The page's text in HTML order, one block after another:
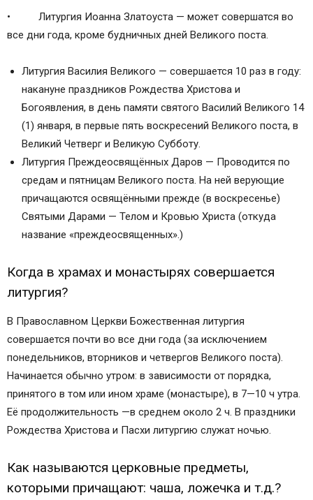
• Литургия Иоанна Златоуста — может совершатся во
все дни года, кроме будничных дней Великого поста.
Литургия Василия Великого — совершается 10 раз в году:
накануне праздников Рождества Христова и
Богоявления, в день памяти святого Василий Великого 14
(1) января, в первые пять воскресений Великого поста, в
Великий Четверг и Великую Субботу.
Литургия Преждеосвящённых Даров — Проводится по
средам и пятницам Великого поста. На ней верующие
причащаются освящёнными прежде (в воскресенье)
Святыми Дарами — Телом и Кровью Христа (откуда
название «преждеосвященных».)
Когда в храмах и монастырях совершается
литургия?
В Православном Церкви Божественная литургия
совершается почти во все дни года (за исключением
понедельников, вторников и четвергов Великого поста).
Начинается обычно утром: в зависимости от порядка,
принятого в том или ином храме (монастыре), в 7—10 ч утра.
Её продолжительность —в среднем около 2 ч. В праздники
Рождества Христова и Пасхи литургию служат ночью.
Как называются церковные предметы,
которыми причащают: чаша, ложечка и т.д.?